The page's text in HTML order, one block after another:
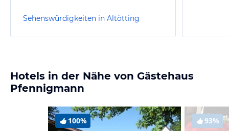
Sehenswürdigkeiten in Altötting
Hotels in der Nähe von Gästehaus
Pfennigmann
100% 93%